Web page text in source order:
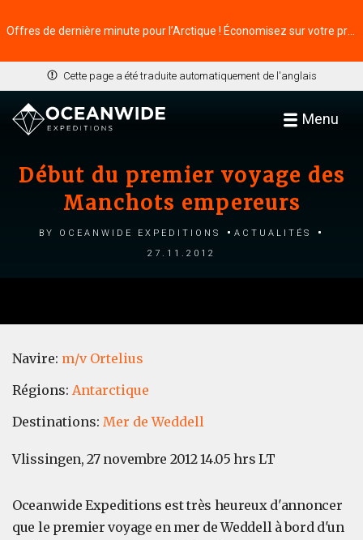
Cette page a été traduite automatiquement de l'anglais
Menu
Début du premier voyage des
Manchots empereurs
by Oceanwide Expeditions
Actualités
27.11.2012
Navire: m/v Ortelius
Régions: Antarctique
Destinations: Mer de Weddell
Vlissingen, 27 novembre 2012 14.05 hrs LT
Oceanwide Expeditions est très heureux d'annoncer
que le premier voyage en mer de Weddell à bord d'un